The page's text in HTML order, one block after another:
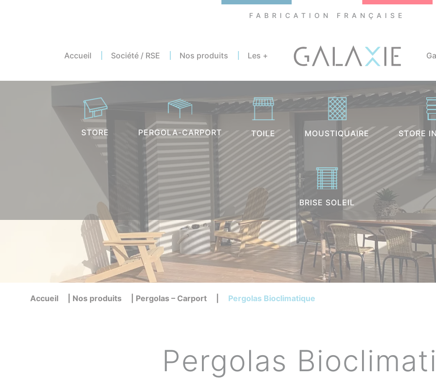
FABRICATION FRANÇAISE
Accueil Société / RSE Nos produits
Stores verticaux extérieurs
Pergolas – Carport
Toiles
Stores intérieurs
Moustiquaires
Volets roulants
Brises Soleil Orientables
Les +
STORE PERGOLA-CARPORT TOILE MOUSTIQUAIRE STORE
BRISE SOLEIL
Accueil Nos produits Pergolas – Carport Pergolas Bioclimatique
Pergolas